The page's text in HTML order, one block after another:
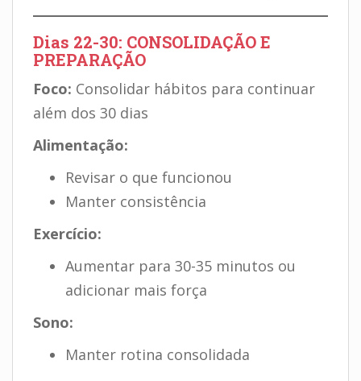
Dias 22-30: CONSOLIDAÇÃO E
PREPARAÇÃO
Foco: Consolidar hábitos para continuar
além dos 30 dias
Alimentação:
Revisar o que funcionou
Manter consistência
Exercício:
Aumentar para 30-35 minutos ou
adicionar mais força
Sono:
Manter rotina consolidada